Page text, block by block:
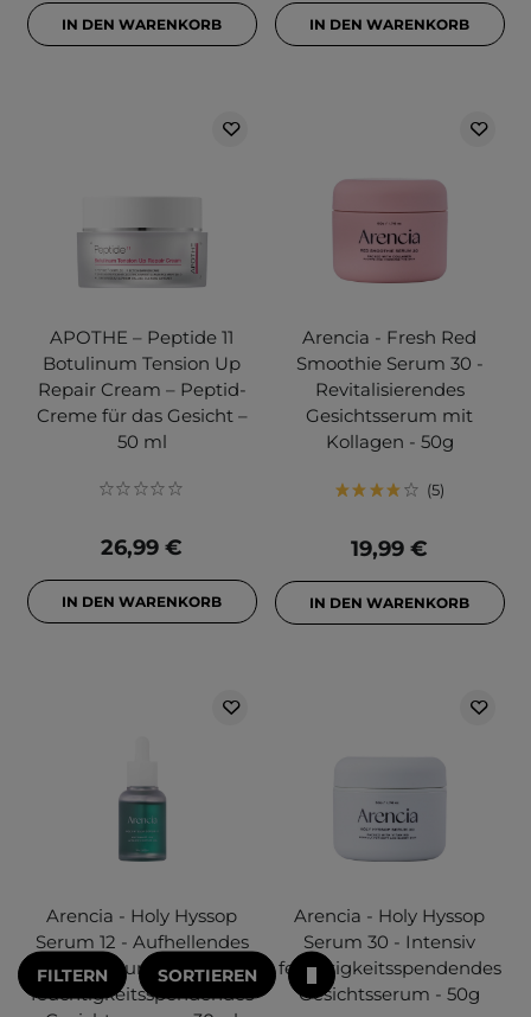
IN DEN WARENKORB IN DEN WARENKORB
APOTHE – Peptide 11
Botulinum Tension Up
Repair Cream – Peptid-
Creme für das Gesicht –
50 ml
26,99 €
IN DEN WARENKORB
Arencia - Fresh Red
Smoothie Serum 30 -
Revitalisierendes
Gesichtsserum mit
Kollagen - 50g
5
19,99 €
IN DEN WARENKORB
Arencia - Holy Hyssop
Serum 12 - Aufhellendes
und
feuchtigkeitsspendendes
Arencia - Holy Hyssop
Serum 30 - Intensiv
feuchtigkeitsspendendes
Gesichtsserum - 50g
FILTERN SORTIEREN